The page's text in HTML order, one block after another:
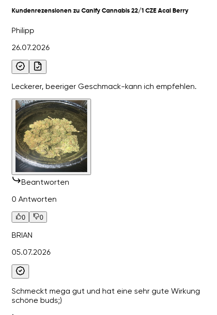
Kundenrezensionen zu Canify Cannabis 22/1 CZE Acai Berry
Philipp
26.07.2026
Leckerer, beeriger Geschmack-kann ich empfehlen.
Beantworten
0 Antworten
0 0
BRIAN
05.07.2026
Schmeckt mega gut und hat eine sehr gute Wirkung
schöne buds;)